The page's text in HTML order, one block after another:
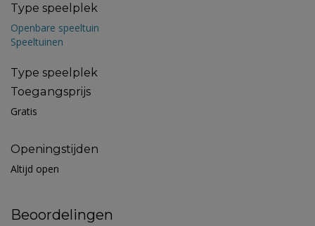
Type speelplek
Openbare speeltuin
Speeltuinen
Type speelplek
Toegangsprijs
Gratis
Openingstijden
Altijd open
Beoordelingen